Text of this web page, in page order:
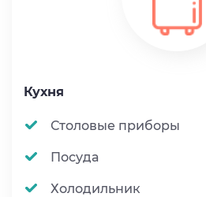
Кухня
Столовые приборы
Посуда
Холодильник